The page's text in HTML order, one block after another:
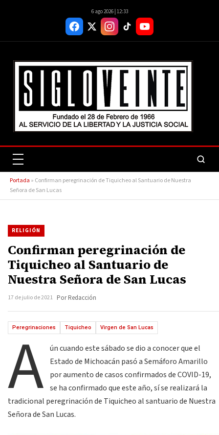
6 ago 2026 | 12:33
Portada » Confirman peregrinación de Tiquicheo al Santuario de Nuestra
Señora de San Lucas
RELIGIÓN
Confirman peregrinación de
Tiquicheo al Santuario de
Nuestra Señora de San Lucas
17 de julio de 2021 Por Redacción
Peregrinaciones Tiquicheo Virgen de San Lucas
A
ún cuando este sábado se dio a conocer que el
Estado de Michoacán pasó a Semáforo Amarillo
por aumento de casos confirmados de COVID-19,
se ha confirmado que este año, sí se realizará la
tradicional peregrinación de Tiquicheo al santuario de Nuestra
Señora de San Lucas.